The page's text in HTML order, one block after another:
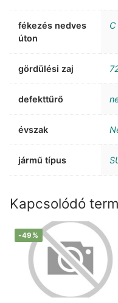
fékezés nedves
úton
C
gördülési zaj
defekttűrő
évszak
jármű típus
Kapcsolódó
-49%